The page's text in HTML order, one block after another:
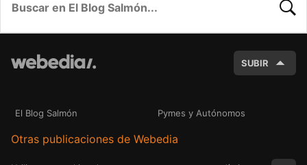
SUBIR
El Blog Salmón Pymes y Autónomos
Otras publicaciones de Webedia